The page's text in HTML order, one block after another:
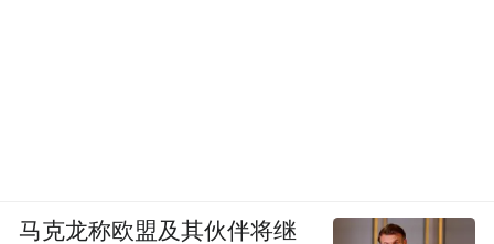
马克龙称欧盟及其伙伴将继